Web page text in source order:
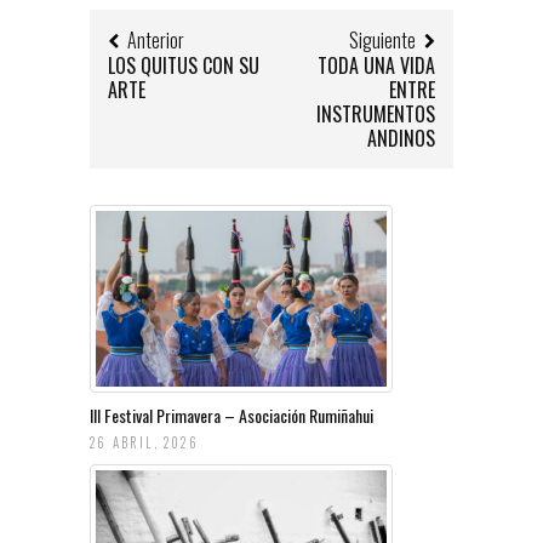
Anterior
LOS QUITUS CON SU
ARTE
Siguiente
TODA UNA VIDA
ENTRE
INSTRUMENTOS
ANDINOS
III Festival Primavera – Asociación Rumiñahui
26 ABRIL, 2026